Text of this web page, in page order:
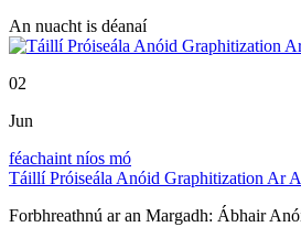
An nuacht is déanaí
02
Jun
féachaint níos mó
Táillí Próiseála Anóid Graphitization Ar
Forbhreathnú ar an Margadh: Ábhair